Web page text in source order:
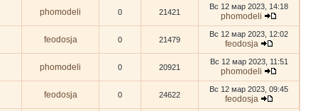
phomodeli 0 21421
Вс 12 мар 2023, 14:18
phomodeli
feodosja 0 21479
Вс 12 мар 2023, 12:02
feodosja
phomodeli 0 20921
Вс 12 мар 2023, 11:51
phomodeli
feodosja 0 24622
Вс 12 мар 2023, 09:45
feodosja